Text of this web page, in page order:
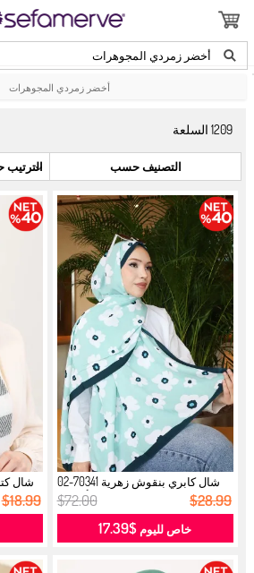
أخضر زمردي المجوهرات
أخضر زمردي المجوهرات
1209السلعة
التصنيف حسب
شال كابري بنقوش زهرية 70341-02
أخضر...
$72.00 $28.99
خاص لليوم $17.39
$18.99